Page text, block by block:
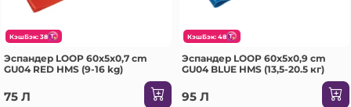
КэшБэк: 38
Эспандер LOOP 60x5x0,7 cm
GU04 RED HMS (9-16 kg)
75 Л
КэшБэк: 48
Эспандер LOOP 60x5x0,9 cm
GU04 BLUE HMS (13,5-20.5 кг)
95 Л